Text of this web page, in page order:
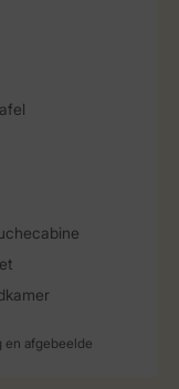
en afgebeelde